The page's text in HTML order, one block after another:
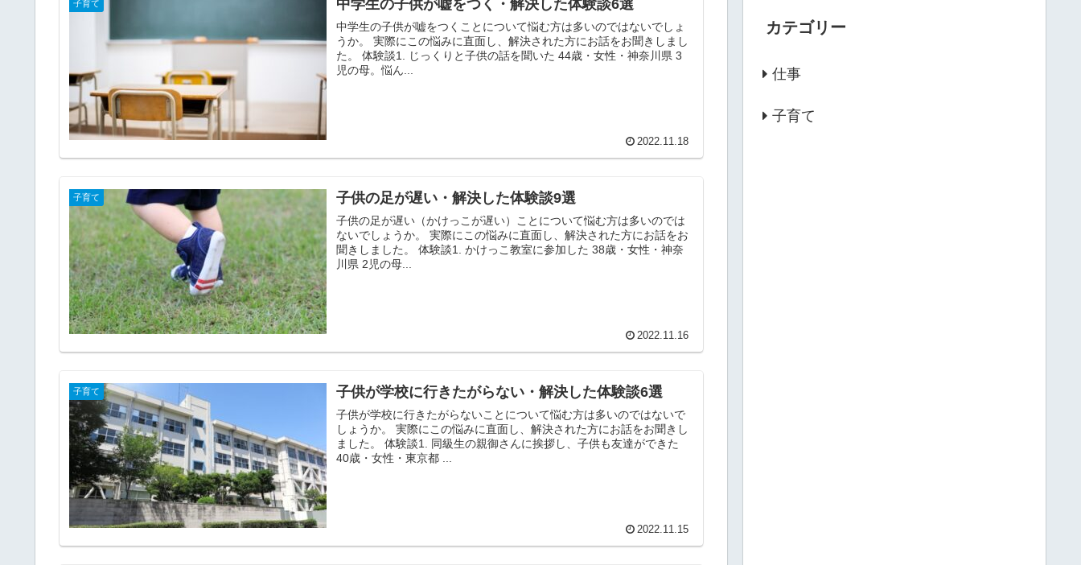
子育て 中学生の子供が嘘をつく・解決した体験談6選
中学生の子供が嘘をつくことについて悩む方は多いのではないでしょ
うか。 実際にこの悩みに直面し、解決された方にお話をお聞きしまし
た。 体験談1. じっくりと子供の話を聞いた 44歳・女性・神奈川県 3
児の母。悩ん...
2022.11.18
子育て 子供の足が遅い・解決した体験談9選
子供の足が遅い（かけっこが遅い）ことについて悩む方は多いのでは
ないでしょうか。 実際にこの悩みに直面し、解決された方にお話をお
聞きしました。 体験談1. かけっこ教室に参加した 38歳・女性・神奈
川県 2児の母...
2022.11.16
子育て 子供が学校に行きたがらない・解決した体験談6選
子供が学校に行きたがらないことについて悩む方は多いのではないで
しょうか。 実際にこの悩みに直面し、解決された方にお話をお聞きし
ました。 体験談1. 同級生の親御さんに挨拶し、子供も友達ができた
2022.11.15
カテゴリー
仕事
子育て